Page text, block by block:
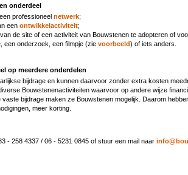
onderdeel
professioneel netwerk;
een ontwikkelactiviteit;
de site of een activiteit van Bouwstenen te adopteren of
een onderzoek, een filmpje (zie voorbeeld) of iets anders.
op meerdere onderdelen
bijdrage en kunnen daarvoor zonder extra kosten
Bouwstenenactiviteiten waarvoor op andere wijze
vaste bijdrage maken ze Bouwstenen mogelijk. Daarom
meer korting.
- 258 4337 / 06 - 5231 0845 of stuur een mail naar